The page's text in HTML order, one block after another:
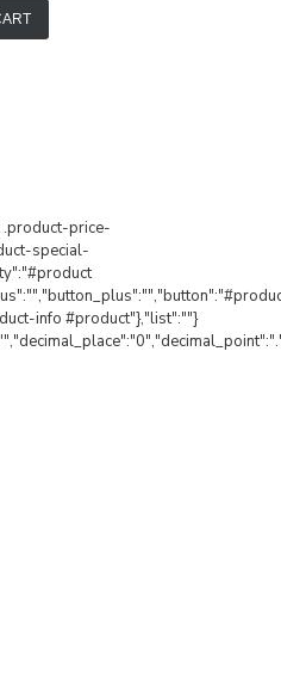
price-
special-
info #product"},"list":""}